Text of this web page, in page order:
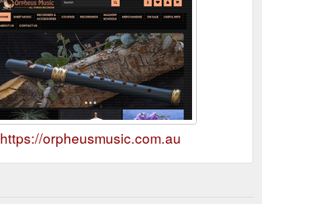
https://orpheusmusic.com.au